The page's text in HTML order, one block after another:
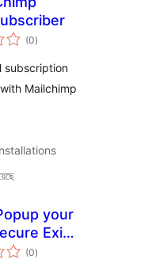
(0total
ratings
)
subscription
Mailchimp
your
Exit
(0total
ratings
)